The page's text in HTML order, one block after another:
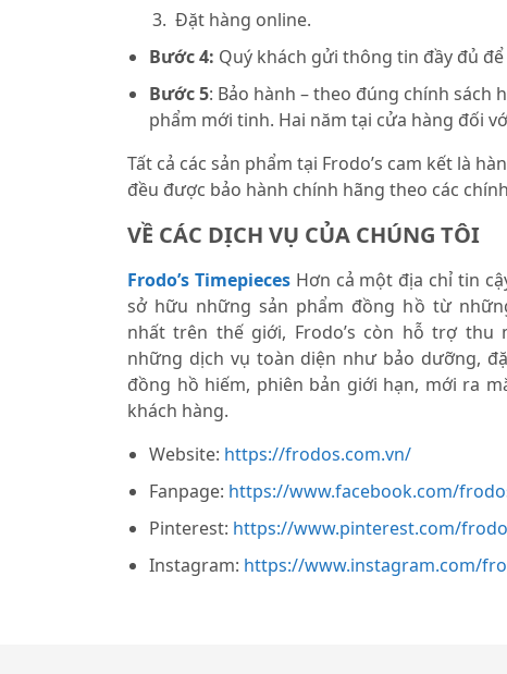
Đặt hàng online.
Bước 4: Quý khách gửi thông tin đầy đủ
Bước 5: Bảo hành – theo đúng chính sách
phẩm mới tinh. Hai năm tại cửa hàng đối
Tất cả các sản phẩm tại Frodo’s cam kết là
đều được bảo hành chính hãng theo các
VỀ CÁC DỊCH VỤ CỦA CHÚNG TÔI
Frodo’s TimepiecesHơn cả một địa chỉ tin
sở hữu những sản phẩm đồng hồ từ
nhất trên thế giới, Frodo’s còn hỗ trợ thu
những dịch vụ toàn diện như bảo dưỡng,
đồng hồ hiếm, phiên bản giới hạn, mới ra
khách hàng.
Website: https://frodos.com.vn/
Fanpage: https://www.facebook.com/
Pinterest: https://www.pinterest.com/
Instagram: https://www.instagram.com/